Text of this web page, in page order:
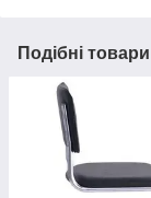
Подібні